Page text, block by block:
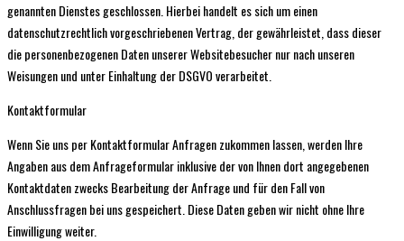
genannten Dienstes geschlossen. Hierbei handelt es sich um einen
datenschutzrechtlich vorgeschriebenen Vertrag, der gewährleistet, dass dieser
die personenbezogenen Daten unserer Websitebesucher nur nach unseren
Weisungen und unter Einhaltung der DSGVO verarbeitet.
Kontaktformular
Wenn Sie uns per Kontaktformular Anfragen zukommen lassen, werden Ihre
Angaben aus dem Anfrageformular inklusive der von Ihnen dort angegebenen
Kontaktdaten zwecks Bearbeitung der Anfrage und für den Fall von
Anschlussfragen bei uns gespeichert. Diese Daten geben wir nicht ohne Ihre
Einwilligung weiter.